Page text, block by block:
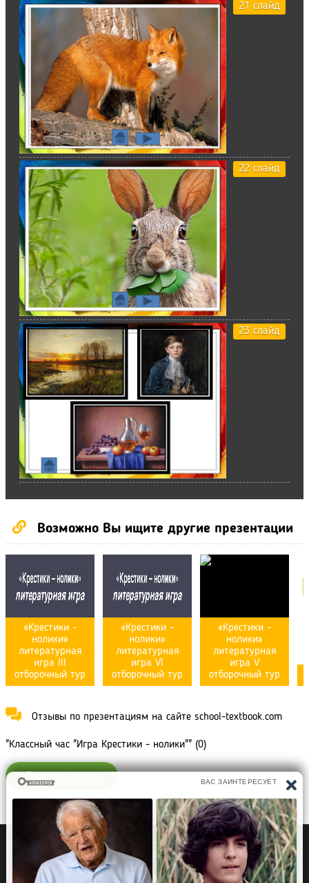
21 слайд
22 слайд
23 слайд
Возможно Вы ищите другие презентации
«Крестики –
нолики»
литературная
игра III
отборочный тур
«Крестики –
нолики»
литературная
игра VI
отборочный тур
«Крестики –
нолики»
литературная
игра V
отборочный тур
Отзывы по презентациям на сайте school-textbook.com
"Классный час "Игра Крестики - нолики"" (0)
Оставить отзыв
Политика конфиденциальности
Правообладателям
Рефераты Дипломы Курсовые работы